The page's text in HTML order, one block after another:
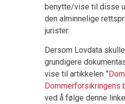
benytte/vise til disse
den alminnelige
jurister.
Dersom Lovdata
grundigere
vise til artikkelen ”
Dommerforsikringens
ved å følge denne